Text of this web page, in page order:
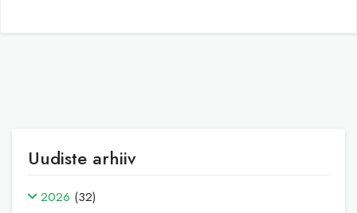
Uudiste arhiiv
2026 (32)